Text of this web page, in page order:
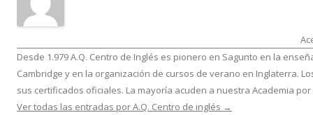
Desde 1.979 A.Q. Centro de Inglés es pionero en Sagunto en la
Cambridge y en la organización de cursos de verano en Inglaterra.
sus certificados oficiales. La mayoría acuden a nuestra Academia
Ver todas las entradas por A.Q. Centro de inglés →